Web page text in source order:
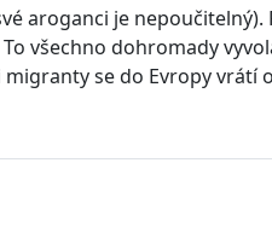
aroganci je
všechno dohromady
se do Evropy vrátí